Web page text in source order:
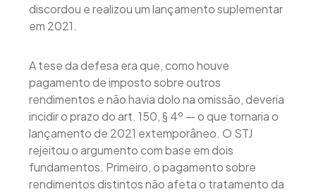
discordou e realizou um lançamento suplementar
em 2021.
A tese da defesa era que, como houve
pagamento de imposto sobre outros
rendimentos e não havia dolo na omissão, deveria
incidir o prazo do art. 150, § 4º — o que tornaria o
lançamento de 2021 extemporâneo. O STJ
rejeitou o argumento com base em dois
fundamentos. Primeiro, o pagamento sobre
rendimentos distintos não afeta o tratamento da